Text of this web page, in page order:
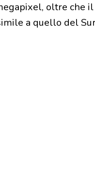
oltre che
a quello del